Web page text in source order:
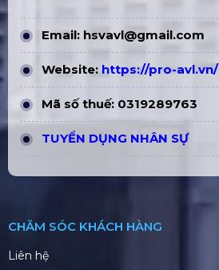
Email: hsvavl@gmail.com
Website: https://pro-avl.vn/
Mã số thuế: 0319289763
TUYỂN DỤNG NHÂN SỰ
CHĂM SÓC KHÁCH HÀNG
Liên hệ